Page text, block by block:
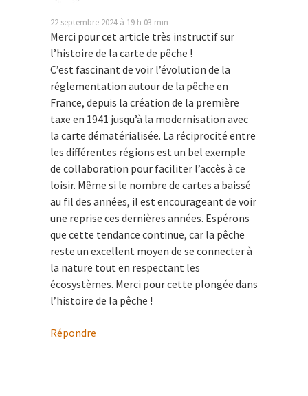
22 septembre 2024 à 19 h 03 min
Merci pour cet article très instructif sur
l’histoire de la carte de pêche !
C’est fascinant de voir l’évolution de la
réglementation autour de la pêche en
France, depuis la création de la première
taxe en 1941 jusqu’à la modernisation avec
la carte dématérialisée. La réciprocité entre
les différentes régions est un bel exemple
de collaboration pour faciliter l’accès à ce
loisir. Même si le nombre de cartes a baissé
au fil des années, il est encourageant de voir
une reprise ces dernières années. Espérons
que cette tendance continue, car la pêche
reste un excellent moyen de se connecter à
la nature tout en respectant les
écosystèmes. Merci pour cette plongée dans
l’histoire de la pêche !
Répondre